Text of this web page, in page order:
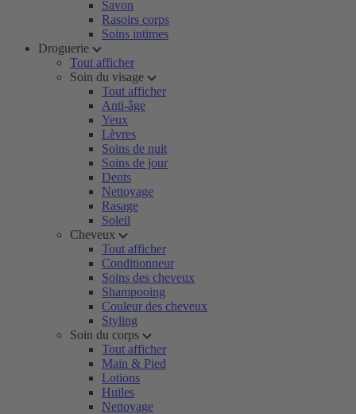
Savon
Rasoirs corps
Soins intimes
Droguerie
Tout afficher
Soin du visage
Tout afficher
Anti-âge
Yeux
Lèvres
Soins de nuit
Soins de jour
Dents
Nettoyage
Rasage
Soleil
Cheveux
Tout afficher
Conditionneur
Soins des cheveux
Shampooing
Couleur des cheveux
Styling
Soin du corps
Tout afficher
Main & Pied
Lotions
Huiles
Nettoyage